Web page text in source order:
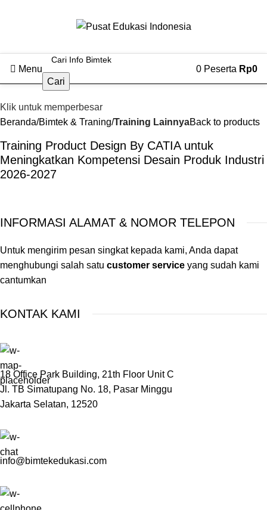
Menu
Cari
0 Peserta Rp0
Klik untuk memperbesar
Beranda Bimtek & Traning Training LainnyaBack to products
Training Product Design By CATIA untuk
Meningkatkan Kompetensi Desain Produk Industri
2026-2027
INFORMASI ALAMAT & NOMOR TELEPON
Untuk mengirim pesan singkat kepada kami, Anda dapat
menghubungi salah satu customer service yang sudah kami
cantumkan
KONTAK KAMI
18 Office Park Building, 21th Floor Unit C
Jl. TB Simatupang No. 18, Pasar Minggu
Jakarta Selatan, 12520
info@bimtekedukasi.com